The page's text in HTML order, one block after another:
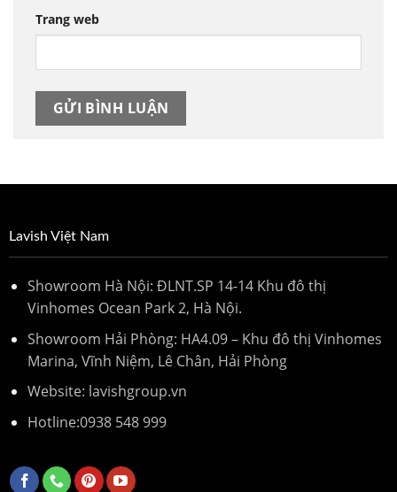
Trang web
Lavish Việt Nam
Showroom Hà Nội: ĐLNT.SP 14-14 Khu đô thị
Vinhomes Ocean Park 2, Hà Nội.
Showroom Hải Phòng: HA4.09 – Khu đô thị Vinhomes
Marina, Vĩnh Niệm, Lê Chân, Hải Phòng
Website: lavishgroup.vn
Hotline:0938 548 999